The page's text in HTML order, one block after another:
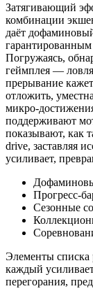
Затягивающий
комбинации
даёт
Погружаясь,
геймплея —
прерывание
отложить,
микро-
поддерживают
показывают, как
drive, заставляя
усиливает,
Прогресс-
Сезонные
Элементы списка
каждый
перегорания,